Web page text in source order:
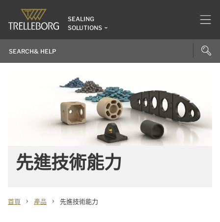
SEALING
SOLUTIONS
先進技術能力
首頁 › 產品 › 先進技術能力